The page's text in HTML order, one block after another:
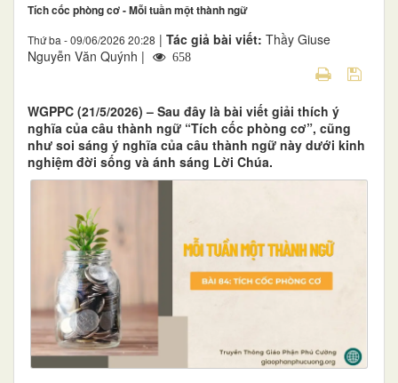
Tích cốc phòng cơ - Mỗi tuần một thành ngữ
Thứ ba - 09/06/2026 20:28 | Tác giả bài viết: Thầy Giuse
Nguyễn Văn Quýnh |
658
WGPPC (21/5/2026) – Sau đây là bài viết giải thích ý
nghĩa của câu thành ngữ “Tích cốc phòng cơ”, cũng
như soi sáng ý nghĩa của câu thành ngữ này dưới kinh
nghiệm đời sống và ánh sáng Lời Chúa.